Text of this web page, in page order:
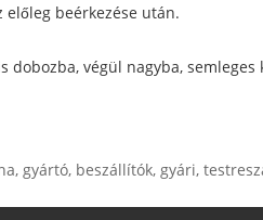
beérkezése után.
dobozba, végül nagyba,
gyártó, beszállítók, gyári,